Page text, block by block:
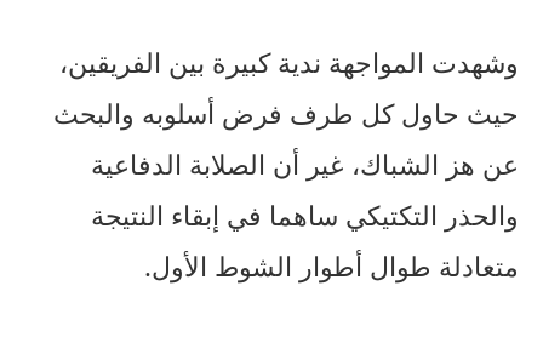
وشهدت المواجهة ندية كبيرة بين الفريقين،
حيث حاول كل طرف فرض أسلوبه والبحث
عن هز الشباك، غير أن الصلابة الدفاعية
والحذر التكتيكي ساهما في إبقاء النتيجة
متعادلة طوال أطوار الشوط الأول.